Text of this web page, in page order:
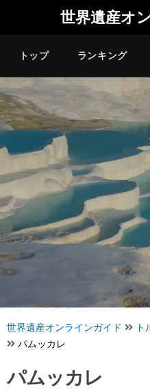
世界遺産オ
トップ ランキング
世界遺産オンラインガイド ト
パムッカレ
パムッカレ